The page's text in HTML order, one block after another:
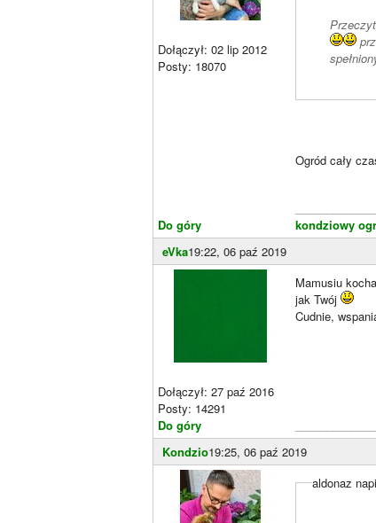
Dołączył: 02 lip 2012
Posty: 18070
Do góry
Ogród cały
kondziowy
eVka19:22, 06 paź 2019
Dołączył: 27 paź 2016
Posty: 14291
Do góry
Mamusiu
jak Twój
Cudnie,
Kondzio19:25, 06 paź 2019
aldonaz